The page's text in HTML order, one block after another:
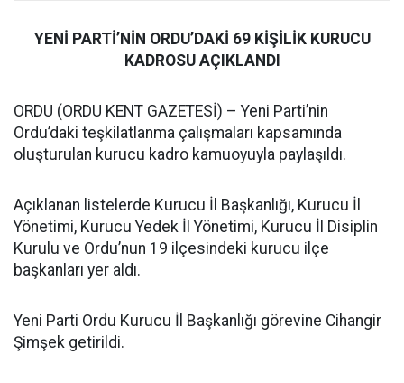
YENİ PARTİ’NİN ORDU’DAKİ 69 KİŞİLİK KURUCU
KADROSU AÇIKLANDI
ORDU (ORDU KENT GAZETESİ) – Yeni Parti’nin
Ordu’daki teşkilatlanma çalışmaları kapsamında
oluşturulan kurucu kadro kamuoyuyla paylaşıldı.
Açıklanan listelerde Kurucu İl Başkanlığı, Kurucu İl
Yönetimi, Kurucu Yedek İl Yönetimi, Kurucu İl Disiplin
Kurulu ve Ordu’nun 19 ilçesindeki kurucu ilçe
başkanları yer aldı.
Yeni Parti Ordu Kurucu İl Başkanlığı görevine Cihangir
Şimşek getirildi.